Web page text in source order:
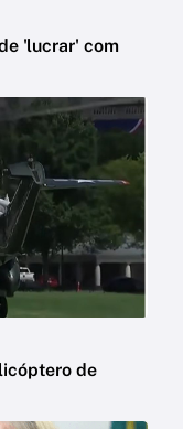
'lucrar' com
de